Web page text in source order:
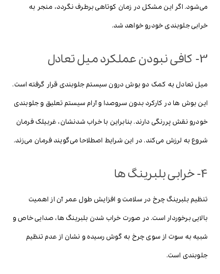
می‌شود. اگر این مشکل در زمان کوتاهی برطرف نگردد، منجر به
خرابی جلوبندی خودرو خواهد شد.
3- کافی نبودن عملکرد میل تعادل
میل تعادل به کمک دو بوش درون سیستم جلوبندی قرار گرفته است.
این بوش ها در کارکرد بدون سروصدا و آرام سیستم تعلیق و جلوبندی
خودرو نقش پررنگی دارند. بنابراین با خراب شدنشان، غربیلک فرمان
شروع به لرزش می‌کند. در این شرایط اصطلاحا می‌گویند فرمان می‌زند.
4- خرابی بلبرینگ ها
تنظیم بلبرینگ چرخ در سلامت و افزایش طول عمر آن از اهمیت
بالایی برخوردار است. در صورت خراب شدن بلبرینگ ها، صدایی خاص و
شبیه به سوت از سوی چرخ به گوش رسیده و نشان از عدم تنظیم
جلوبندی است.